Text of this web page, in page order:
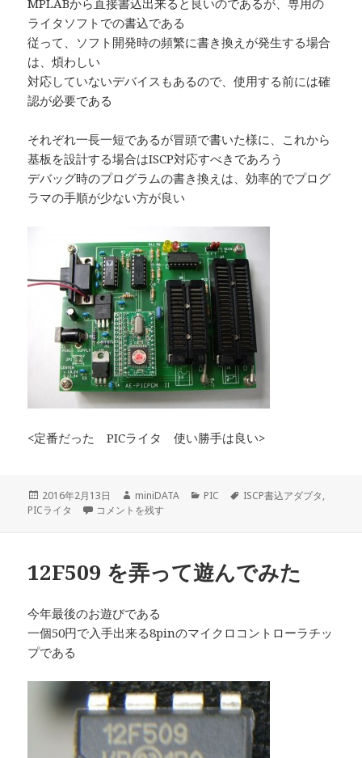
ライタソフトでの書込である
従って、ソフト開発時の頻繁に書き換えが発生する場合
は、煩わしい
対応していないデバイスもあるので、使用する前には確
認が必要である
それぞれ一長一短であるが冒頭で書いた様に、これから
基板を設計する場合はISCP対応すべきであろう
デバッグ時のプログラムの書き換えは、効率的でプログ
ラマの手順が少ない方が良い
<定番だった PICライタ 使い勝手は良い>
投
稿
2016年2月13日
作
成
miniDATA
カ
PIC
タ
ISCP書込アダプタ,
PICライタ
PICkit用ISCP書込アダプタとPICライタの比較 に
コメントを残す
12F509 を弄って遊んでみた
今年最後のお遊びである
一個50円で入手出来る8pinのマイクロコントローラチッ
プである